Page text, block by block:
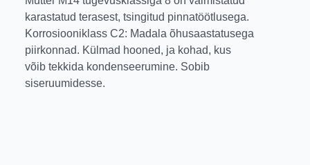
karastatud terasest, tsingitud pinnatöötlusega.
Korrosiooniklass C2: Madala õhusaastatusega
piirkonnad. Külmad hooned, ja kohad, kus
võib tekkida kondenseerumine. Sobib
siseruumidesse.